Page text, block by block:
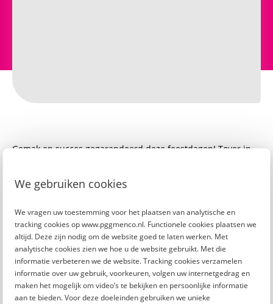
We gebruiken cookies
We vragen uw toestemming voor het plaatsen van analytische en
tracking cookies op www.pggmenco.nl. Functionele cookies plaatsen we
altijd. Deze zijn nodig om de website goed te laten werken. Met
analytische cookies zien we hoe u de website gebruikt. Met die
informatie verbeteren we de website. Tracking cookies verzamelen
informatie over uw gebruik, voorkeuren, volgen uw internetgedrag en
maken het mogelijk om video’s te bekijken en persoonlijke informatie
aan te bieden. Voor deze doeleinden gebruiken we unieke
Gemak en succes gegarandeerd deze feestdagen! Tover in
tafel. Onder video-begeleiding van top chef Wim van
Hattem. Dat wordt smullen voor jou en je naasten.
Jolanda Peijster is de winnaar van het diner voor 4
personen!